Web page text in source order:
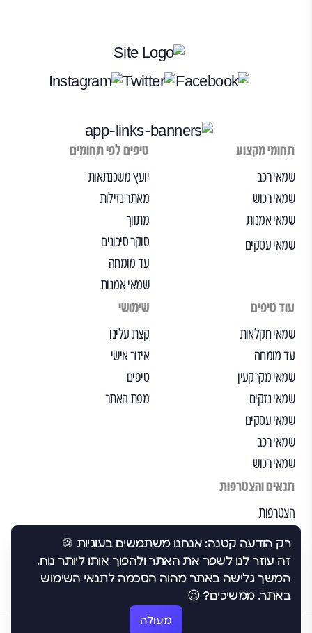
רק הודעה קטנה: אנחנו משתמשים בעוגיות 🍪
זה עוזר לנו לשפר את האתר ולהפוך אותו ליותר נוח.
המשך גלישה באתר מהוה הסכמה לתנאי השימוש
באתר. ממשיכים? 😉
מעולה
תחומי מקצוע
שמאי רכב
שמאי רכוש
שמאי אמנות
שמאי עסקים
טיפים לפי תחומים
יועץ משכנתאות
מאתר נזילות
מתווך
סוקר סיכונים
עד מומחה
שמאי אמנות
עוד טיפים
שמאי חקלאות
עד מומחה
שמאי מקרקעין
שמאי נזקים
שמאי עסקים
שמאי רכב
שמאי רכוש
שימושי
קצת עלינו
איזור אישי
טיפים
מפת האתר
תנאים והצטרפות
הצטרפות
תנאי שימוש
הצהרת נגישות